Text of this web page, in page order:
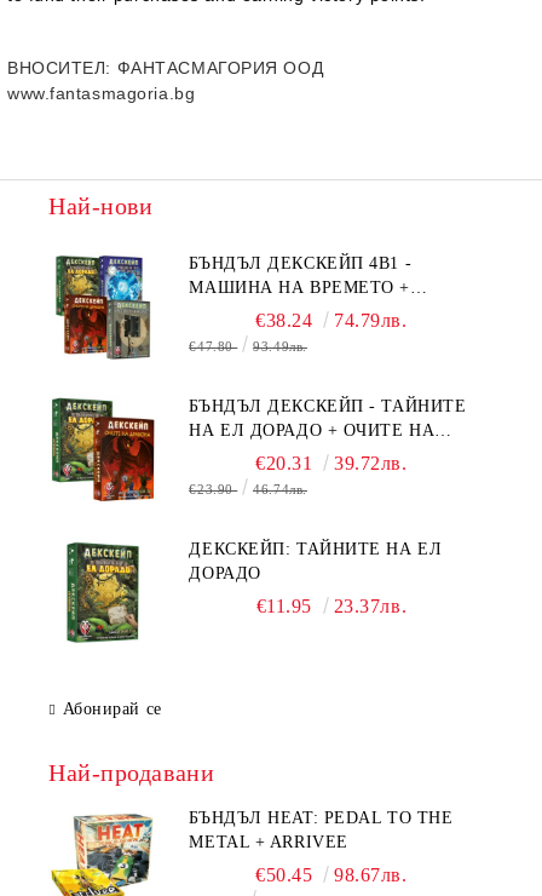
ВНОСИТЕЛ: ФАНТАСМАГОРИЯ ООД
www.fantasmagoria.bg
Най-нови
БЪНДЪЛ ДЕКСКЕЙП 4В1 -
МАШИНА НА ВРЕМЕТО +
БЯГСТВО ОТ АЛКАТРАЗ +
ТАЙНИТЕ НА ЕЛ ДОРАДО +
€38.24 74.79лв.
€47.80 93.49лв.
БЪНДЪЛ ДЕКСКЕЙП - ТАЙНИТЕ
НА ЕЛ ДОРАДО + ОЧИТЕ НА
ДРАКОНА€20.31 39.72лв.
€23.90 46.74лв.
ДЕКСКЕЙП: ТАЙНИТЕ НА ЕЛ
ДОРАДО
€11.95 23.37лв.
Абонирай се
Най-продавани
БЪНДЪЛ HEAT: PEDAL TO THE
METAL + ARRIVEE
€50.45 98.67лв.